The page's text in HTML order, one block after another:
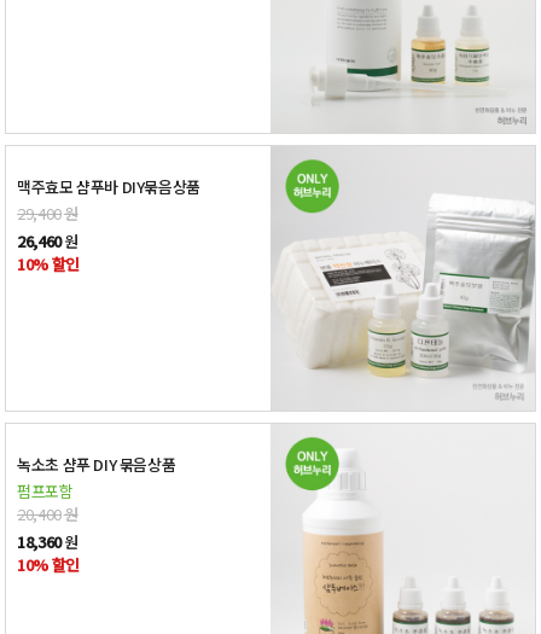
맥주효모 샴푸바 DIY묶음상품
29,400원
26,460원
10% 할인
녹소초 샴푸 DIY 묶음상품
펌프포함
20,400원
18,360원
10% 할인